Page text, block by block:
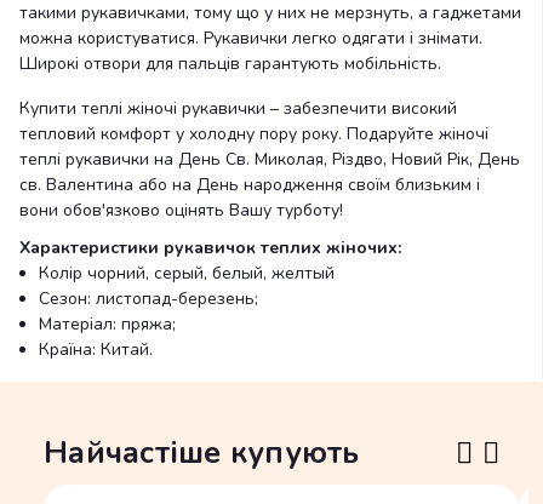
такими рукавичками, тому що у них не мерзнуть, а гаджетами
можна користуватися. Рукавички легко одягати і знімати.
Широкі отвори для пальців гарантують мобільність.
Купити теплі жіночі рукавички – забезпечити високий
тепловий комфорт у холодну пору року. Подаруйте жіночі
теплі рукавички на День Св. Миколая, Різдво, Новий Рік, День
св. Валентина або на День народження своїм близьким і
вони обов'язково оцінять Вашу турботу!
Характеристики рукавичок теплих жіночих:
Колір чорний, серый, белый, желтый
Сезон: листопад-березень;
Матеріал: пряжа;
Країна: Китай.
Найчастіше купують